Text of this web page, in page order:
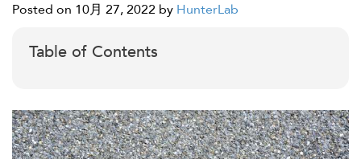
Posted on 10月 27, 2022 by HunterLab
Table of Contents